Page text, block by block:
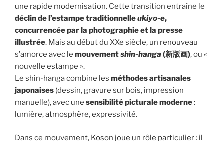
une rapide modernisation. Cette transition entraîne le
déclin de l’estampe traditionnelleukiyo-e,
concurrencée par la photographie et la presse
illustrée. Mais au début du XXe siècle, un renouveau
s’amorce avec le mouvementshin-hanga (新版画), ou «
nouvelle estampe ».
Le shin-hanga combine les méthodes artisanales
japonaises (dessin, gravure sur bois, impression
manuelle), avec une sensibilité picturale moderne:
lumière, atmosphère, expressivité.
Dans ce mouvement, Koson joue un rôle particulier : il